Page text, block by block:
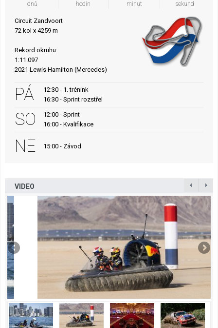
dnů hodin minut sekund
Circuit Zandvoort
72 kol x 4259 m
Rekord okruhu:
1:11.097
2021 Lewis Hamilton (Mercedes)
PÁ
12:30 - 1. trénink
16:30 - Sprint rozstřel
SO
12:00 - Sprint
16:00 - Kvalifikace
NE 15:00 - Závod
VIDEO